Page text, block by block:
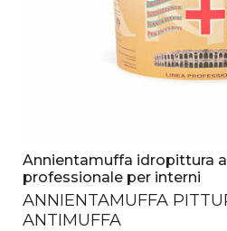
Annientamuffa idropittura
professionale per interni
ANNIENTAMUFFA
ANTIMUFFA